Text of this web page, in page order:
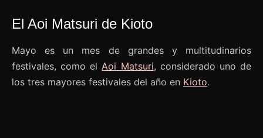
El Aoi Matsuri de Kioto
Mayo es un mes de grandes y multitudinarios
festivales, como elAoi Matsuri, considerado uno de
los tres mayores festivales del año en Kioto.